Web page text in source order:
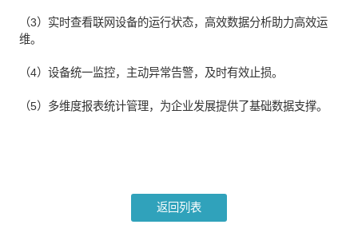
（3）实时查看联网设备的运行状态，高效数据分析助力高效运
维。
（4）设备统一监控，主动异常告警，及时有效止损。
（5）多维度报表统计管理，为企业发展提供了基础数据支撑。
返回列表